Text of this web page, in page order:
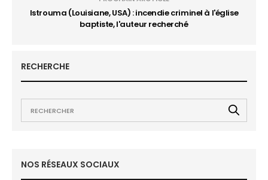
Istrouma (Louisiane, USA) : incendie criminel à l'église
baptiste, l'auteur recherché
RECHERCHE
NOS RÉSEAUX SOCIAUX